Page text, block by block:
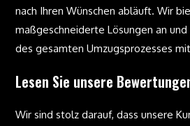
nach Ihren Wünschen abläuft. Wir
maßgeschneiderte Lösungen an
des gesamten Umzugsprozesses
Lesen Sie unsere
Wir sind stolz darauf, dass unsere